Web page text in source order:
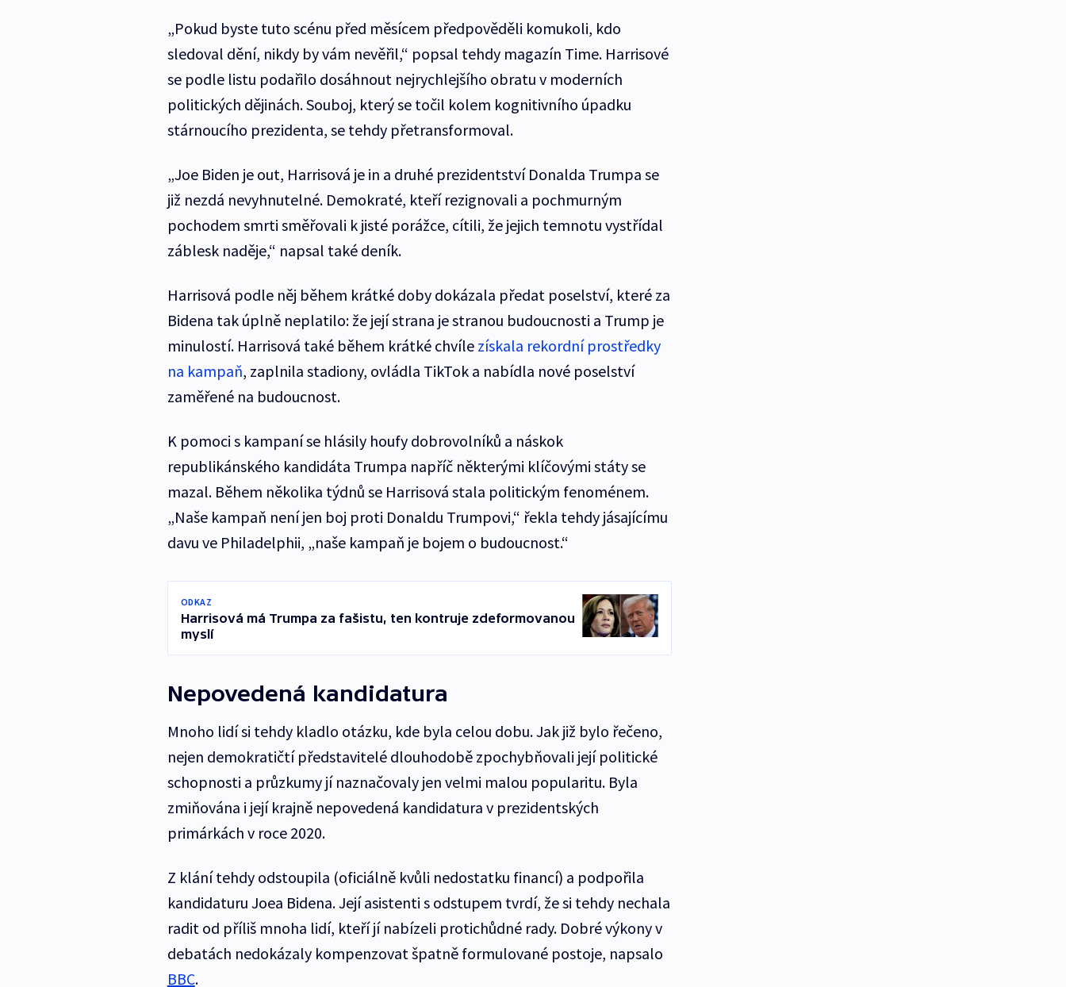
„Pokud byste tuto scénu před měsícem předpověděli komukoli, kdo
sledoval dění, nikdy by vám nevěřil,“ popsal tehdy magazín Time. Harrisové
se podle listu podařilo dosáhnout nejrychlejšího obratu v moderních
politických dějinách. Souboj, který se točil kolem kognitivního úpadku
stárnoucího prezidenta, se tehdy přetransformoval.
„Joe Biden je out, Harrisová je in a druhé prezidentství Donalda Trumpa se
již nezdá nevyhnutelné. Demokraté, kteří rezignovali a pochmurným
pochodem smrti směřovali k jisté porážce, cítili, že jejich temnotu vystřídal
záblesk naděje,“ napsal také deník.
Harrisová podle něj během krátké doby dokázala předat poselství, které za
Bidena tak úplně neplatilo: že její strana je stranou budoucnosti a Trump je
minulostí. Harrisová také během krátké chvíle získala rekordní prostředky
na kampaň, zaplnila stadiony, ovládla TikTok a nabídla nové poselství
zaměřené na budoucnost.
K pomoci s kampaní se hlásily houfy dobrovolníků a náskok
republikánského kandidáta Trumpa napříč některými klíčovými státy se
mazal. Během několika týdnů se Harrisová stala politickým fenoménem.
„Naše kampaň není jen boj proti Donaldu Trumpovi,“ řekla tehdy jásajícímu
davu ve Philadelphii, „naše kampaň je bojem o budoucnost.“
ODKAZ
Harrisová má Trumpa za fašistu, ten kontruje zdeformovanou
myslí
Nepovedená kandidatura
Mnoho lidí si tehdy kladlo otázku, kde byla celou dobu. Jak již bylo řečeno,
nejen demokratičtí představitelé dlouhodobě zpochybňovali její politické
schopnosti a průzkumy jí naznačovaly jen velmi malou popularitu. Byla
zmiňována i její krajně nepovedená kandidatura v prezidentských
primárkách v roce 2020.
Z klání tehdy odstoupila (oficiálně kvůli nedostatku financí) a podpořila
kandidaturu Joea Bidena. Její asistenti s odstupem tvrdí, že si tehdy nechala
radit od příliš mnoha lidí, kteří jí nabízeli protichůdné rady. Dobré výkony v
debatách nedokázaly kompenzovat špatně formulované postoje, napsalo
BBC.